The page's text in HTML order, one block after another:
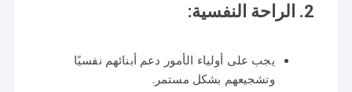
2. الراحة النفسية:
يجب على أولياء الأمور دعم أبنائهم نفسيًا
وتشجيعهم بشكل مستمر.